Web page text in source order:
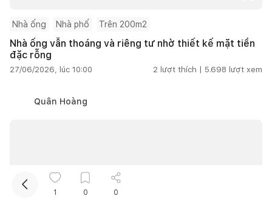
Nhà ống Nhà phố Trên 200m2
Nhà ống vẫn thoáng và riêng tư nhờ thiết kế mặt tiền
đặc rỗng
27/06/2026, lúc 10:00 2 lượt thích | 5.698 lượt xem
Quân Hoàng
1 0 0